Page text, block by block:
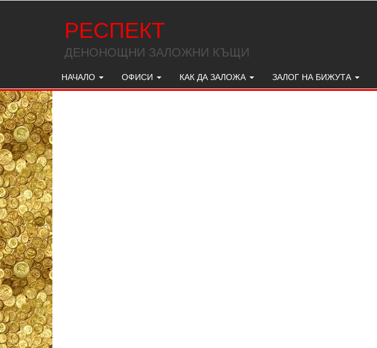
РЕСПЕКТ
ДЕНОНОЩНИ ЗАЛОЖНИ КЪЩИ
НАЧАЛО ОФИСИ КАК ДА ЗАЛОЖА ЗАЛОГ НА БИЖУТА